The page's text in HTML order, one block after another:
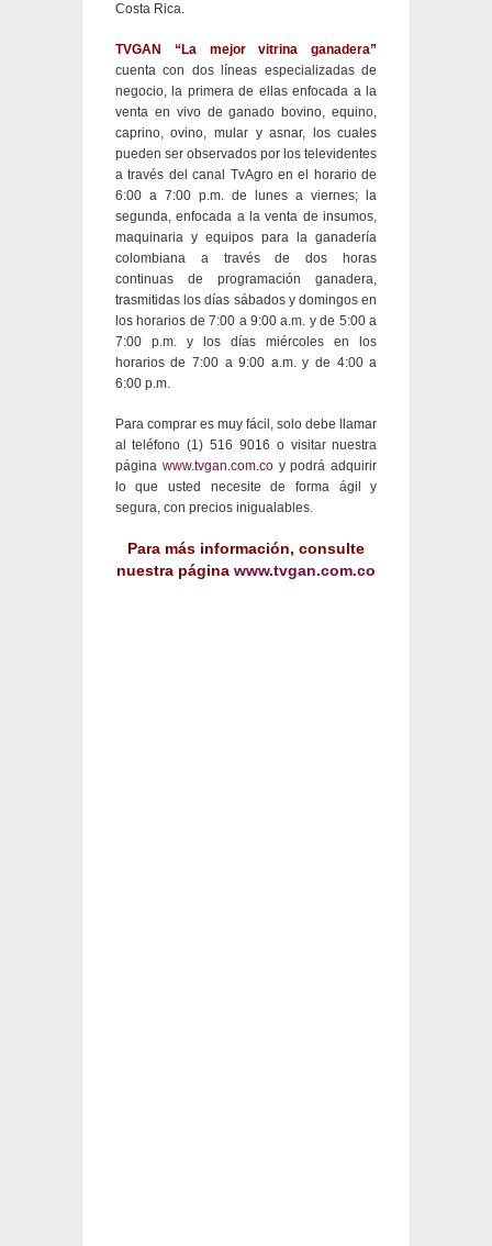
Costa Rica.
TVGAN “La mejor vitrina ganadera”
cuenta con dos líneas especializadas de
negocio, la primera de ellas enfocada a la
venta en vivo de ganado bovino, equino,
caprino, ovino, mular y asnar, los cuales
pueden ser observados por los televidentes
a través del canal TvAgro en el horario de
6:00 a 7:00 p.m. de lunes a viernes; la
segunda, enfocada a la venta de insumos,
maquinaria y equipos para la ganadería
colombiana a través de dos horas
continuas de programación ganadera,
trasmitidas los días sábados y domingos en
los horarios de 7:00 a 9:00 a.m. y de 5:00 a
7:00 p.m. y los días miércoles en los
horarios de 7:00 a 9:00 a.m. y de 4:00 a
6:00 p.m.
Para comprar es muy fácil, solo debe llamar
al teléfono (1) 516 9016 o visitar nuestra
página www.tvgan.com.coy podrá adquirir
lo que usted necesite de forma ágil y
segura, con precios inigualables.
Para más información, consulte
nuestra página www.tvgan.com.co